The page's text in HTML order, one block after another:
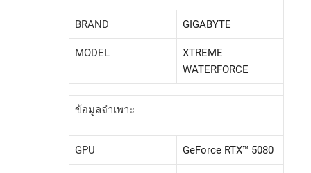
BRAND GIGABYTE
MODEL
XTREME
WATERFORCE
ข้อมูลจำเพาะ
GPU GeForce RTX™ 5080